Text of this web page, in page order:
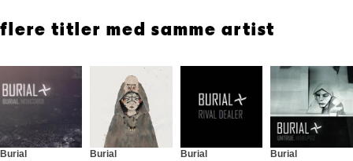
flere titler med samme artist
Burial
Burial
Burial
Burial